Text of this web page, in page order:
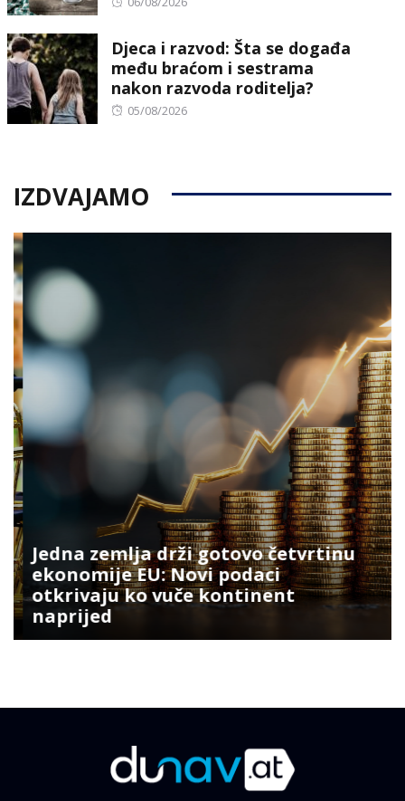
Djeca i razvod: Šta se događa
među braćom i sestrama
nakon razvoda roditelja?
Posted
05/08/2026
IZDVAJAMO
Jedna zemlja drži gotovo četvrtinu
ekonomije EU: Novi podaci
otkrivaju ko vuče kontinent
naprijed